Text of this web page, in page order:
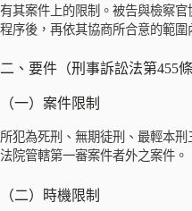
有其案件上的限制。被告與檢察
程序後，再依其協商所合意的範圍
二、要件（刑事訴訟法第455條
（一）案件限制
所犯為死刑、無期徒刑、最輕本
法院管轄第一審案件者外之案件。
（二）時機限制